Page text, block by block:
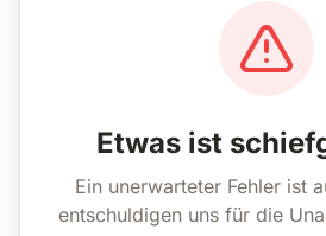
Etwas ist
Ein unerwarteter Fehler ist
entschuldigen uns für die